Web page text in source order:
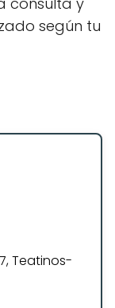
según tu
Teatinos-